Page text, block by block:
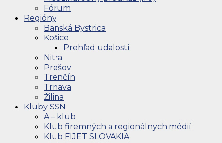
Fórum
Regióny
Banská Bystrica
Košice
Prehľad udalostí
Nitra
Prešov
Trenčín
Trnava
Žilina
Kluby SSN
A – klub
Klub firemných a regionálnych médií
Klub FIJET SLOVAKIA